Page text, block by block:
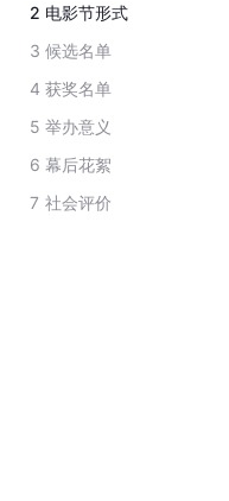
2 电影节形式
3 候选名单
4 获奖名单
5 举办意义
6 幕后花絮
7 社会评价